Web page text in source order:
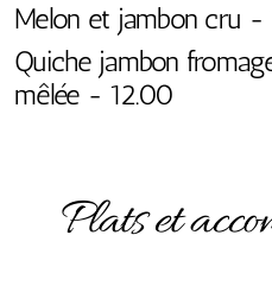
Melon et jambon cru -
Quiche jambon
mêlée - 12.00
Plats et